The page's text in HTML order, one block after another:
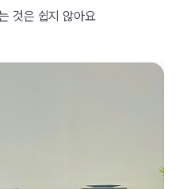
것은 쉽지 않아요